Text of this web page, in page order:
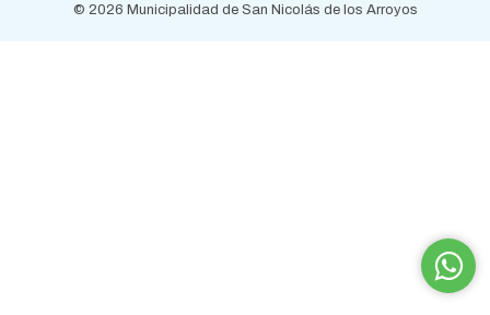
© 2026 Municipalidad de San Nicolás de los Arroyos